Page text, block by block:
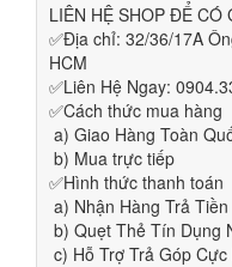
LIÊN HỆ SHOP ĐỂ CÓ
✅Địa chỉ: 32/36/17A
HCM
✅Liên Hệ Ngay:
✅Cách thức mua hàng
a) Giao Hàng Toàn
b) Mua trực tiếp
✅Hình thức thanh toán
a) Nhận Hàng Trả
b) Quẹt Thẻ Tín Dụng
c) Hỗ Trợ Trả Góp Cực